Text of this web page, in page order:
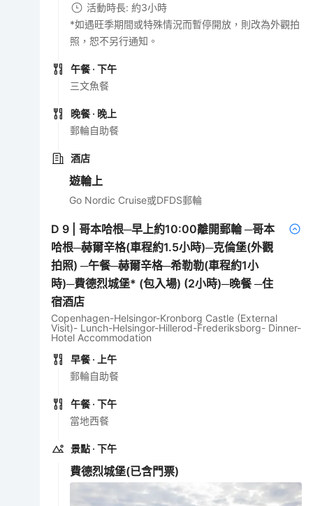
活動時長: 約3小時
*如遇旺季期間或特殊情況而暫停開放，則改為外觀拍
照，恕不另行通知。
午餐 · 下午
三文魚餐
晚餐 · 晚上
郵輪自助餐
酒店
遊輪上
Go Nordic Cruise或DFDS郵輪
D 9 |哥本哈根─早上約10:00離開郵輪 ─哥本
哈根─赫爾辛格(車程約1.5小時)─克倫堡(外觀
拍照) ─午餐─赫爾辛格─希勒勒(車程約1小
時)─費德烈城堡* (包入場) (2小時)─晚餐 ─住
宿酒店
Copenhagen-Helsingor-Kronborg Castle (External
Visit)- Lunch-Helsingor-Hillerod-Frederiksborg- Dinner-
Hotel Accommodation
早餐 · 上午
郵輪自助餐
午餐 · 下午
當地西餐
景點 · 下午
費德烈城堡(已含門票)